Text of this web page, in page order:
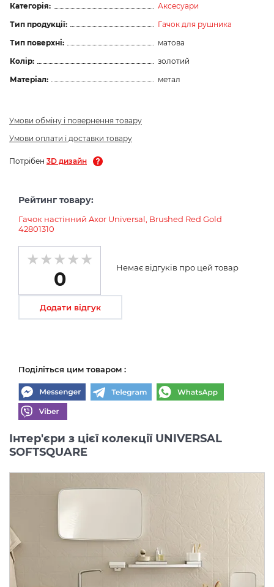
Категорія:
Аксесуари
Тип продукції:
Гачок для рушника
Тип поверхні:
матова
Колір:
золотий
Матеріал:
метал
Умови обміну і повернення товару
Умови оплати і доставки товару
Потрібен 3D дизайн
Рейтинг товару:
Гачок настінний Axor Universal, Brushed Red Gold
42801310
0
Немає відгуків про цей товар
Додати відгук
Поділіться цим товаром :
Інтер'єри з цієї колекції UNIVERSAL
SOFTSQUARE